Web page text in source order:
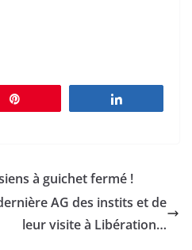
à guichet fermé !
AG des instits et de
leur visite à Libération…